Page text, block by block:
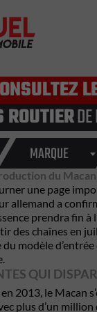
MARQUE
du Macan
une page
allemand a
prendra fin à
des chaînes en
modèle d’entrée
QUI
2013, le Macan
plus d’un